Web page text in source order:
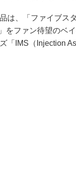
は、「ファイブス
をファン待望のベ
「IMS（Injection